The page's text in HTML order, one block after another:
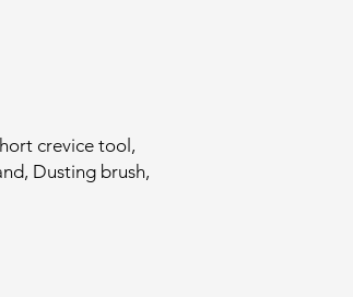
crevice tool,
Dusting brush​,